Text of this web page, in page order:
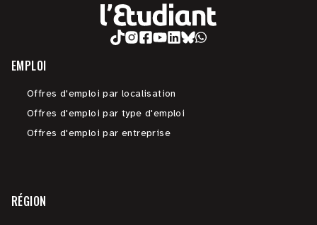
EMPLOI
Offres d'emploi par localisation
Offres d'emploi par type d'emploi
Offres d'emploi par entreprise
RÉGION